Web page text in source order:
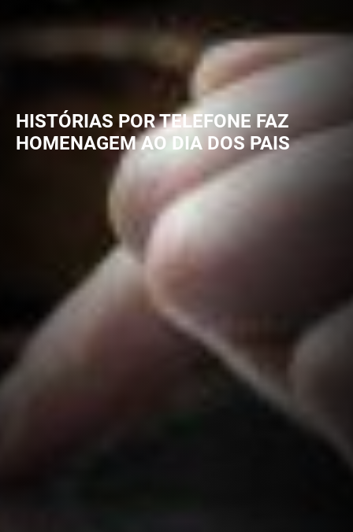
HISTÓRIAS POR TELEFONE FAZ
HOMENAGEM AO DIA DOS PAIS